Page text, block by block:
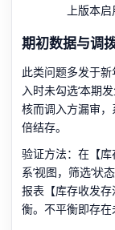
上版本
期初数据与调
此类问题多发于
入时未勾选‘本期
核而调入方漏审
倍结存。
验证方法：在【
系’视图，筛选‘状
报表【库存收发存
衡。不平衡即存在